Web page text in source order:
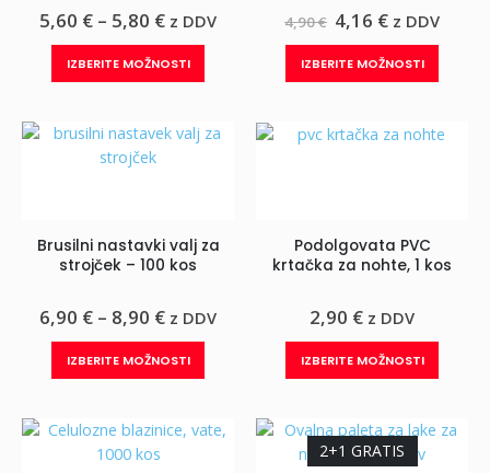
5,60 € – 5,80 €Cenovni
od
5,60 €
do
z DDV
IZBERITE MOŽNOSTI
izdelek
več
na
4,90€ Izvirna
cena
je
bila:
4,90 €.
4,16 €Trenutna
je:
4,16 €.
z DDV
IZBERITE MOŽNOSTI
izdelek
več
strani
Brusilni nastavki valj za
strojček – 100 kos
6,90 € – 8,90 €Cenovni
od
6,90 €
do
z DDV
IZBERITE MOŽNOSTI
izdelek
več
Podolgovata PVC
krtačka za nohte, 1 kos
2,90 € z DDV
IZBERITE MOŽNOSTI
izdelek
več
2+1 GRATIS